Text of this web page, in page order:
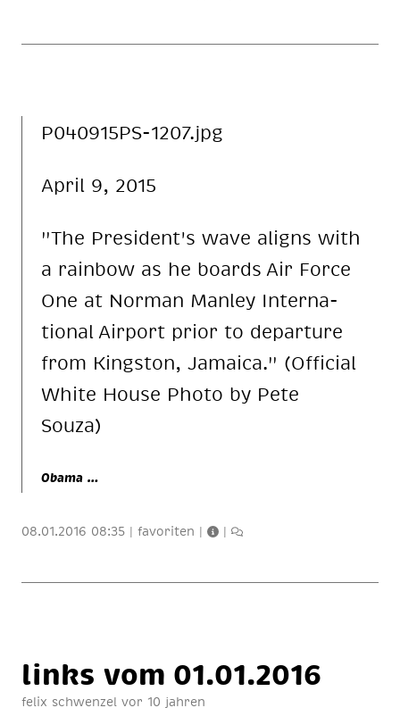
P040915PS-1207.jpg
April 9, 2015
"The Pre­si­den­t's wave aligns with
a rainbow as he boards Air Force
One at Norman Manley In­ter­na­
tio­nal Airport prior to departure
from Kingston, Jamaica." (Official
White House Photo by Pete
Souza)
Obama …
08.01.2016 08:35 | favoriten | |
links vom 01.01.2016
felix schwenzel vor 10 jahren